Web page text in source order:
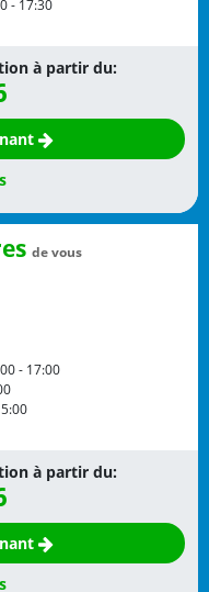
- 17:30
à partir du:
de vous
- 17:00
à partir du: